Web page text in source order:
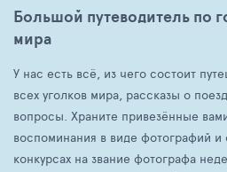
Большой путеводитель по
мира
У нас есть всё, из чего состоит
всех уголков мира, рассказы о
вопросы. Храните привезённые
воспоминания в виде фотографий и
конкурсах на звание фотографа